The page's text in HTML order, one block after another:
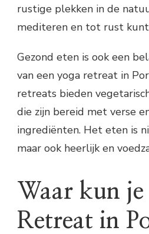
rustige plekken in de
mediteren en tot rust
Gezond eten is ook een
van een yoga retreat in
retreats bieden
die zijn bereid met verse
ingrediënten. Het eten is
maar ook heerlijk en
Waar kun je
Retreat in